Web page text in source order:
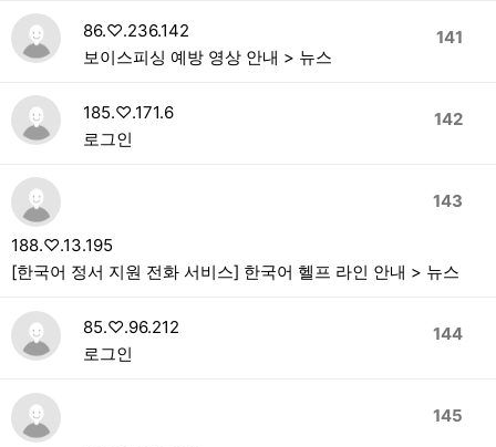
141
86.♡.236.142
보이스피싱 예방 영상 안내 > 뉴스
142
185.♡.171.6
로그인
143
188.♡.13.195
[한국어 정서 지원 전화 서비스] 한국어 헬프 라인 안내 > 뉴스
144
85.♡.96.212
로그인
145